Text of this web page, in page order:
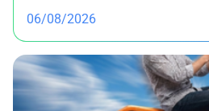
06/08/2026